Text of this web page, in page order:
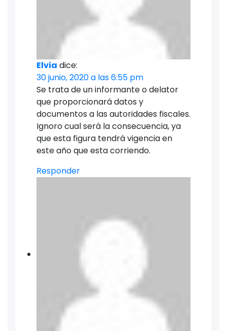
Elvia dice:
30 junio, 2020 a las 6:55 pm
Se trata de un informante o delator
que proporcionará datos y
documentos a las autoridades fiscales.
Ignoro cual será la consecuencia, ya
que esta figura tendrá vigencia en
este año que esta corriendo.
Responder